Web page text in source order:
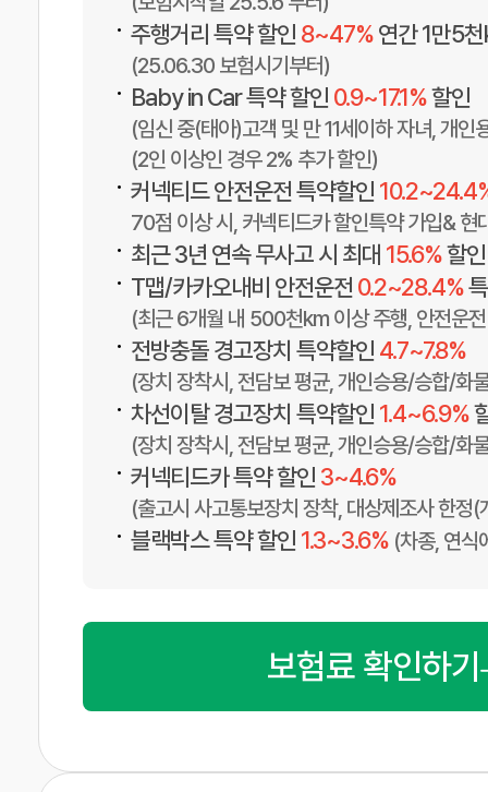
• 주행거리 특약 할인 8~47%연간 1만5
(25.06.30 보험시기부터)
• Baby in Car 특약 할인 0.9~17.1%할인
(임신 중(태아)고객 및 만 11세이하 자녀, 개인
(2인 이상인 경우 2% 추가 할인)
• 커넥티드 안전운전 특약할인
70점 이상 시, 커넥티드카 할인특약 가입& 현
• 최근 3년 연속 무사고 시 최대 15.6%할
• T맵/카카오내비 안전운전 0.2~28.4%
(최근 6개월 내 500천km 이상 주행, 안전운
• 전방충돌 경고장치 특약할인 4.7~7.8%
(장치 장착시, 전담보 평균, 개인승용/승합/화
• 차선이탈 경고장치 특약할인 1.4~6.9%
(장치 장착시, 전담보 평균, 개인승용/승합/화
• 커넥티드카 특약 할인 3~4.6%
(출고시 사고통보장치 장착, 대상제조사 한정(
• 블랙박스 특약 할인 1.3~3.6% (차종, 연식
보험료 확인하기